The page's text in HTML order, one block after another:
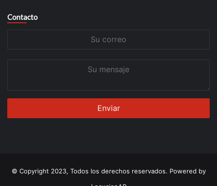
Contacto
© Copyright 2023, Todos los derechos reservados. Powered by